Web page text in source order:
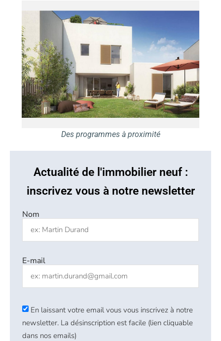
Des programmes à proximité
Actualité de l'immobilier neuf :
inscrivez vous à notre newsletter
Nom
E-mail
En laissant votre email vous vous inscrivez à notre
newsletter. La désinscription est facile (lien cliquable
dans nos emails)